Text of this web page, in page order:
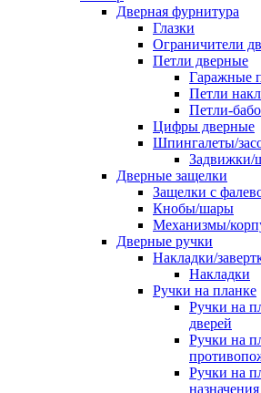
Дверная фурнитура
Глазки
Ограничители
Петли дверные
Гаражные
Петли
Петли-
Цифры дверные
Шпингалеты/
Задвижки/
Дверные защелки
Защелки с
Кнобы/шары
Механизмы/
Дверные ручки
Накладки/
Накладки
Ручки на планке
Ручки на
дверей
Ручки на
Ручки на
назначения